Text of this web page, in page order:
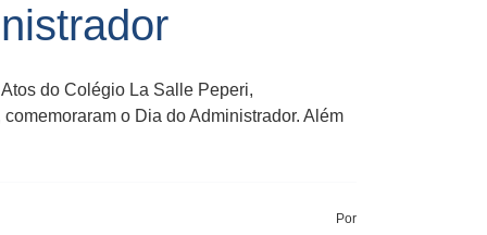
do Colégio La Salle Peperi,
o Dia do Administrador. Além
Por